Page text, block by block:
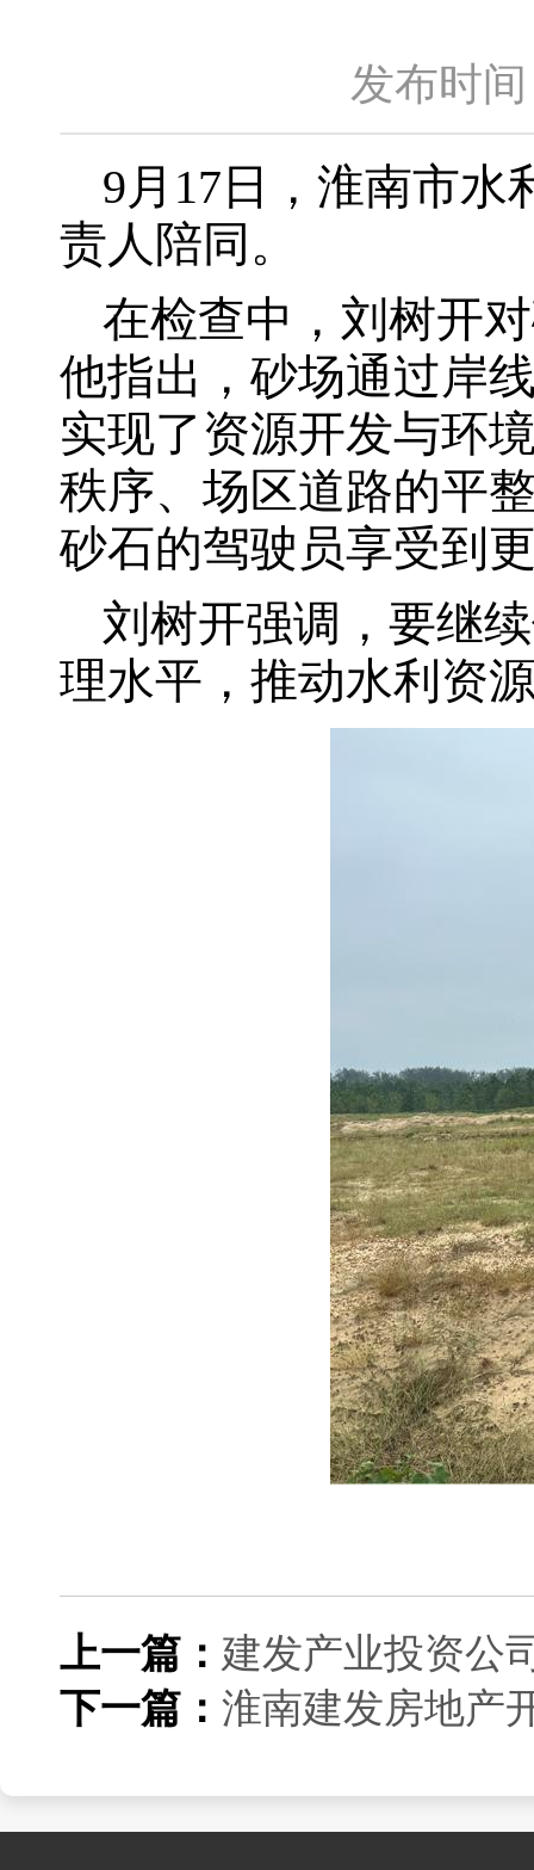
发布时
9月17日，淮南市
责人陪同。
在检查中，刘树开
他指出，砂场通过岸
实现了资源开发与环
秩序、场区道路的平
砂石的驾驶员享受到
刘树开强调，要继
理水平，推动水利资
上一篇： 建发产业投资公
下一篇： 淮南建发房地产